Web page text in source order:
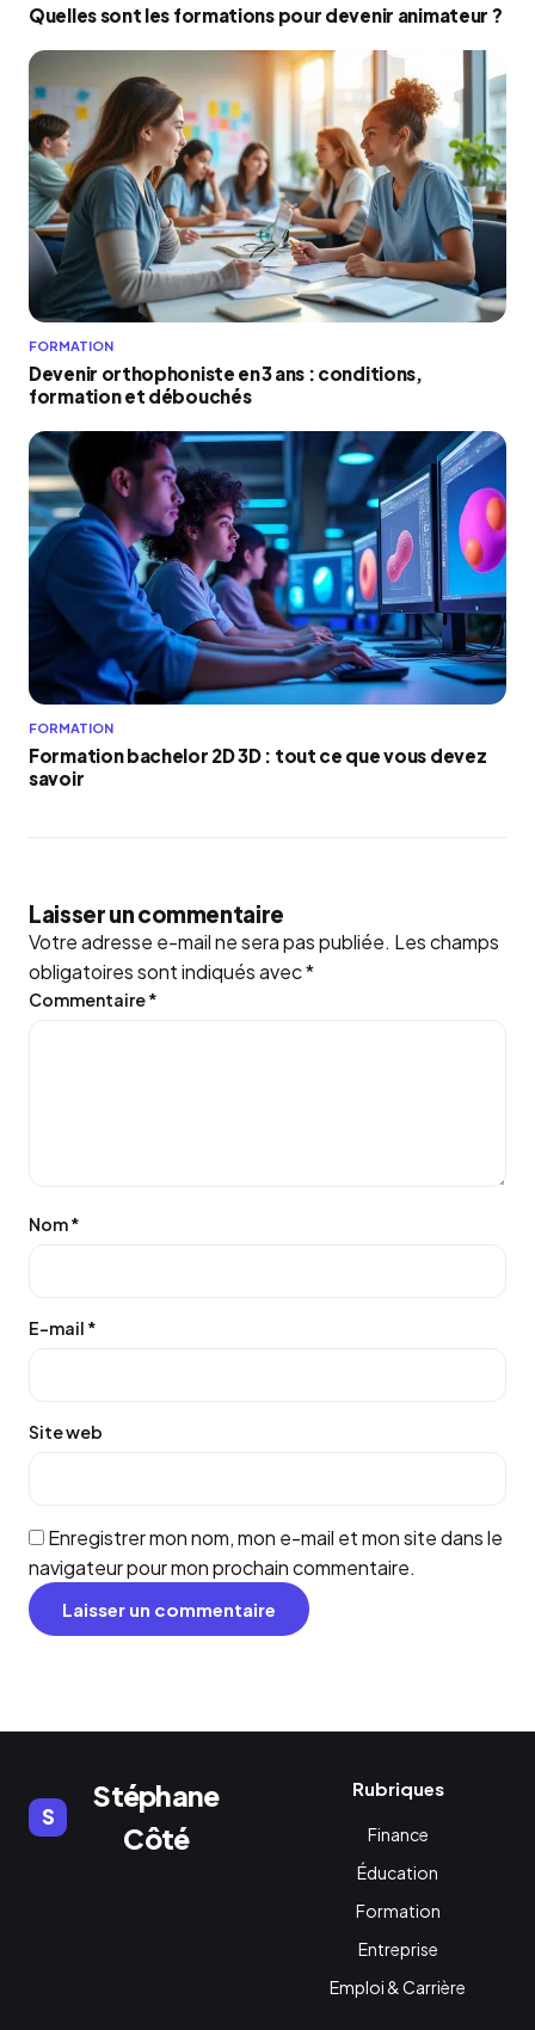
Quelles sont les formations pour devenir animateur ?
FORMATION
Devenir orthophoniste en 3 ans : conditions,
formation et débouchés
FORMATION
Formation bachelor 2D 3D : tout ce que vous devez
savoir
Laisser un commentaire
Votre adresse e-mail ne sera pas publiée. Les champs
obligatoires sont indiqués avec*
Commentaire*
Nom*
E-mail *
Site web
Enregistrer mon nom, mon e-mail et mon site dans le
navigateur pour mon prochain commentaire.
S
Stéphane
Côté
Rubriques
Finance
Éducation
Formation
Entreprise
Emploi & Carrière